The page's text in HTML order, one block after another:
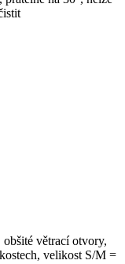
větrací otvory,
velikost S/M =